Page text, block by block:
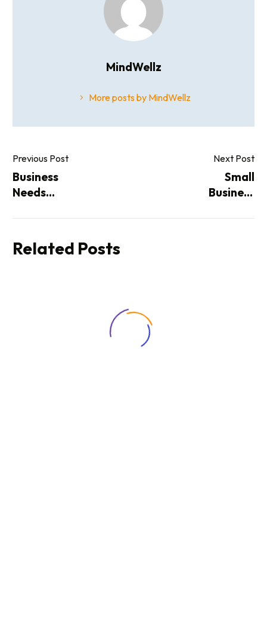
MindWellz
More posts by MindWellz
Previous Post
Business
Needs
(Demo)
Next Post
Small
Business
(Demo)
Related Posts